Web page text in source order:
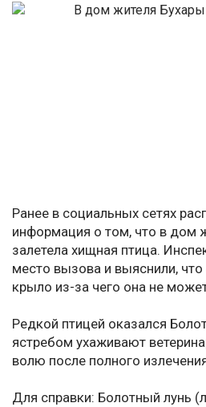
Ранее в социальных сетях
информация о том, что в дом
залетела хищная птица.
место вызова и выяснили,
крыло из-за чего она не
Редкой птицей оказался
ястребом ухаживают
волю после полного
Для справки: Болотный лунь